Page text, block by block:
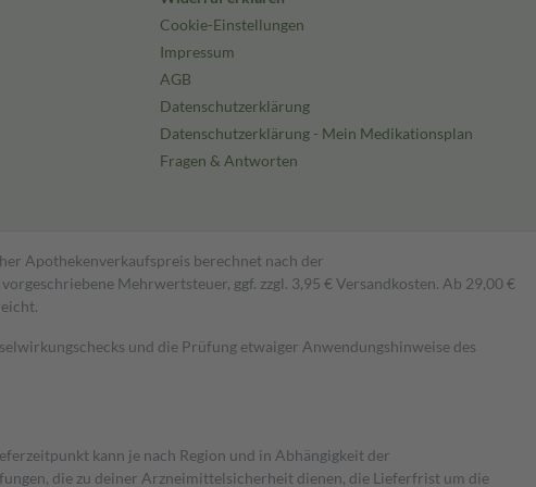
Cookie-Einstellungen
Impressum
AGB
Datenschutzerklärung
Datenschutzerklärung - Mein Medikationsplan
Fragen & Antworten
Apothekenverkaufspreis berechnet nach der
Mehrwertsteuer, ggf. zzgl. 3,95 € Versandkosten. Ab 29,00 €
und die Prüfung etwaiger Anwendungshinweise des
kann je nach Region und in Abhängigkeit der
die zu deiner Arzneimittelsicherheit dienen, die Lieferfrist um die